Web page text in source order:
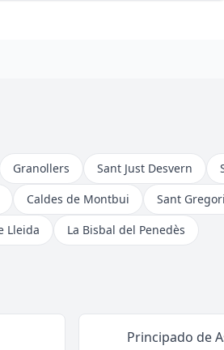
Granollers Sant Just Desvern
Caldes de Montbui Sant Gregori
Lleida La Bisbal del Penedès
Principado de